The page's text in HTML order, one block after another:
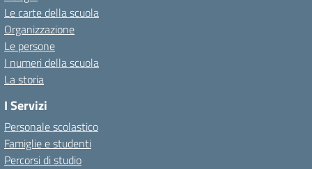
Le carte della scuola
Organizzazione
Le persone
I numeri della scuola
La storia
I Servizi
Personale scolastico
Famiglie e studenti
Percorsi di studio